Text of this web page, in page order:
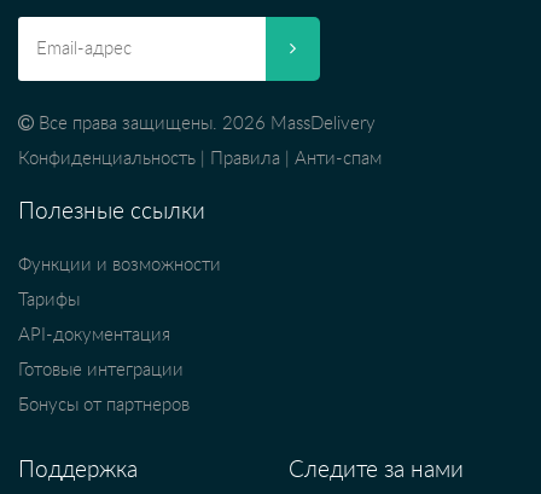
Все права защищены. 2026 MassDelivery
Конфиденциальность
Правила Анти-спам
Полезные ссылки
Функции и возможности
Тарифы
API-документация
Готовые интеграции
Бонусы от партнеров
Поддержка Следите за нами